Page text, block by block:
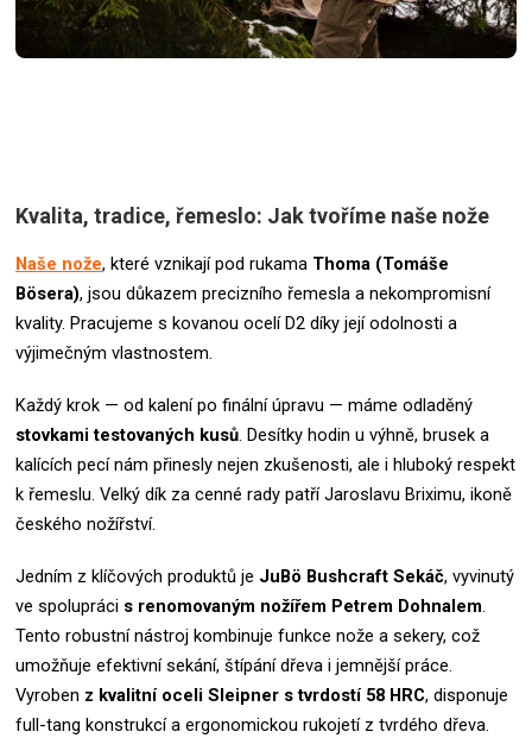
Kvalita, tradice, řemeslo: Jak tvoříme naše nože
Naše nože, které vznikají pod rukama Thoma (Tomáše
Bösera), jsou důkazem precizního řemesla a nekompromisní
kvality. Pracujeme s kovanou ocelí D2 díky její odolnosti a
výjimečným vlastnostem.
Každý krok — od kalení po finální úpravu — máme odladěný
stovkami testovaných kusů. Desítky hodin u výhně, brusek a
kalících pecí nám přinesly nejen zkušenosti, ale i hluboký respekt
k řemeslu. Velký dík za cenné rady patří Jaroslavu Briximu, ikoně
českého nožířství.
Jedním z klíčových produktů je JuBö Bushcraft Sekáč, vyvinutý
ve spolupráci s renomovaným nožířem Petrem Dohnalem.
Tento robustní nástroj kombinuje funkce nože a sekery, což
umožňuje efektivní sekání, štípání dřeva i jemnější práce.
Vyroben z kvalitní oceli Sleipner s tvrdostí 58 HRC, disponuje
full-tang konstrukcí a ergonomickou rukojetí z tvrdého dřeva.